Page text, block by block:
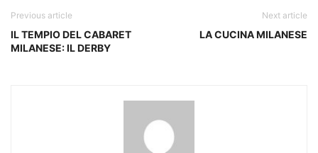
Previous article
IL TEMPIO DEL CABARET
MILANESE: IL DERBY
Next article
LA CUCINA MILANESE